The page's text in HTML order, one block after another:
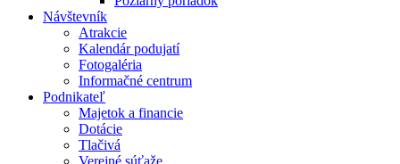
Návštevník
Atrakcie
Kalendár podujatí
Fotogaléria
Informačné centrum
Podnikateľ
Majetok a financie
Dotácie
Tlačivá